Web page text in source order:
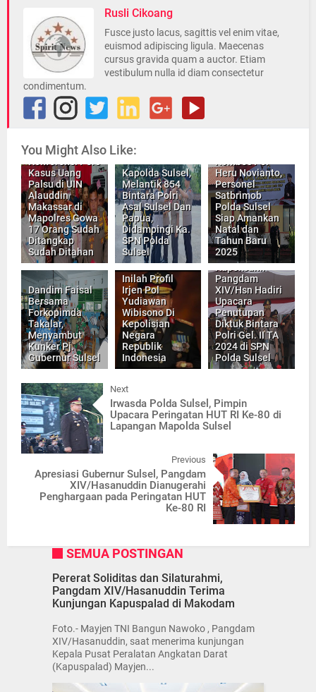
Rusli Cikoang
Fusce justo lacus, sagittis vel enim vitae,
euismod adipiscing ligula. Maecenas
cursus gravida quam a auctor. Etiam
vestibulum nulla id diam consectetur
condimentum.
You Might Also Like:
Pimpin,
Kasus Uang
Palsu di UIN
Alauddin
Makassar di
Mapolres Gowa
17 Orang Sudah
Ditangkap
Sudah Ditahan
Kapolda Sulsel,
Melantik 854
Bintara Polri
Asal Sulsel Dan
Papua,
Didampingi Ka.
SPN Polda
Sulsel
Heru Novianto,
Personel
Satbrimob
Polda Sulsel
Siap Amankan
Natal dan
Tahun Baru
2025
Dandim Faisal
Bersama
Forkopimda
Takalar,
Menyambut
Kunker Pj.
Gubernur Sulsel
Inilah Profil
Irjen Pol
Yudiawan
Wibisono Di
Kepolisian
Negara
Republik
Indonesia
Pangdam
XIV/Hsn Hadiri
Upacara
Penutupan
Diktuk Bintara
Polri Gel. II TA
2024 di SPN
Polda Sulsel
Next
Irwasda Polda Sulsel, Pimpin
Upacara Peringatan HUT RI Ke-80 di
Lapangan Mapolda Sulsel
Previous
Apresiasi Gubernur Sulsel, Pangdam
XIV/Hasanuddin Dianugerahi
Penghargaan pada Peringatan HUT
Ke-80 RI
SEMUA POSTINGAN
Pererat Soliditas dan Silaturahmi,
Pangdam XIV/Hasanuddin Terima
Kunjungan Kapuspalad di Makodam
Foto.- Mayjen TNI Bangun Nawoko , Pangdam
XIV/Hasanuddin, saat menerima kunjungan
Kepala Pusat Peralatan Angkatan Darat
(Kapuspalad) Mayjen...